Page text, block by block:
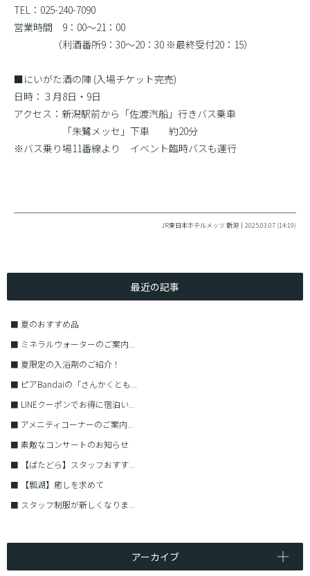
TEL：025-240-7090
営業時間 9：00〜21：00
（利酒番所9：30〜20：30 ※最終受付20：15）
■にいがた酒の陣 (入場チケット完売)
日時：３月8日・9日
アクセス：新潟駅前から「佐渡汽船」行きバス乗車
「朱鷺メッセ」下車 約20分
※バス乗り場11番線より イベント臨時バスも運行
JR東日本ホテルメッツ 新潟｜2025.03.07 (14:19)
最近の記事
■ 夏のおすすめ品
■ ミネラルウォーターのご案内...
■ 夏限定の入浴剤のご紹介！
■ ピアBandaiの「さんかくとも...
■ LINEクーポンでお得に宿泊い...
■ アメニティコーナーのご案内...
■ 素敵なコンサートのお知らせ
■
【ばたどら】スタッフおすす...
■
【瓢湖】癒しを求めて
■ スタッフ制服が新しくなりま...
アーカイブ